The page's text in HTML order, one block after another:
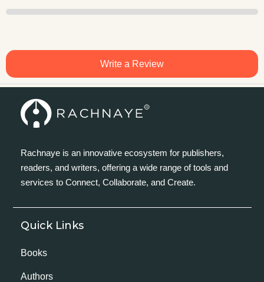
Write a Review
Rachnaye is an innovative ecosystem for publishers,
readers, and writers, offering a wide range of tools and
services to Connect, Collaborate, and Create.
Quick Links
Books
Authors